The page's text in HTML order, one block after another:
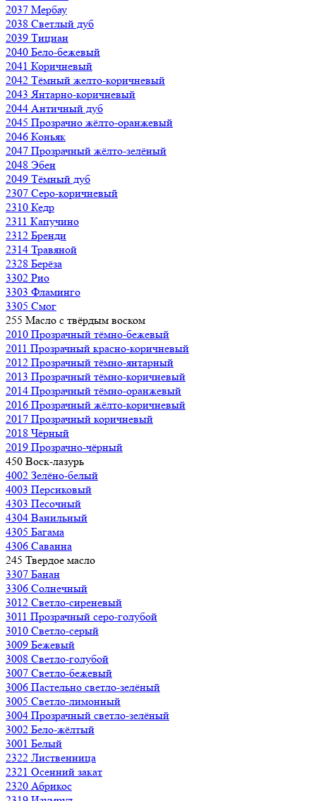
2037 Мербау
2038 Светлый дуб
2039 Тициан
2040 Бело-бежевый
2041 Коричневый
2042 Тёмный желто-коричневый
2043 Янтарно-коричневый
2044 Античный дуб
2045 Прозрачно жёлто-оранжевый
2046 Коньяк
2047 Прозрачный жёлто-зелёный
2048 Эбен
2049 Тёмный дуб
2307 Серо-коричневый
2310 Кедр
2311 Капучино
2312 Бренди
2314 Травяной
2328 Берёза
3302 Рио
3303 Фламинго
3305 Смог
255 Масло с твёрдым воском
2010 Прозрачный тёмно-бежевый
2011 Прозрачный красно-коричневый
2012 Прозрачный тёмно-янтарный
2013 Прозрачный тёмно-коричневый
2014 Прозрачный тёмно-оранжевый
2016 Прозрачный жёлто-коричневый
2017 Прозрачный коричневый
2018 Чёрный
2019 Прозрачно-чёрный
450 Воск-лазурь
4002 Зелёно-белый
4003 Персиковый
4303 Песочный
4304 Ванильный
4305 Багама
4306 Саванна
245 Твердое масло
3307 Банан
3306 Солнечный
3012 Светло-сиреневый
3011 Прозрачный серо-голубой
3010 Светло-серый
3009 Бежевый
3008 Светло-голубой
3007 Светло-бежевый
3006 Пастельно светло-зелёный
3005 Светло-лимонный
3004 Прозрачный светло-зелёный
3002 Бело-жёлтый
3001 Белый
2322 Лиственница
2321 Осенний закат
2320 Абрикос